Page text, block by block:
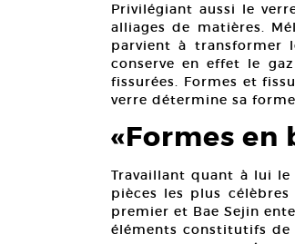
Privilégiant aussi le
alliages de matières.
parvient à transformer
conserve en effet le
fissurées. Formes et
verre détermine sa
«Formes en
Travaillant quant à lui le
pièces les plus
premier et Bae Sejin
éléments constitutifs de